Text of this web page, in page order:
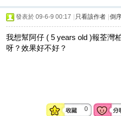
發表於 09-6-9 00:17 只看該作者 倒
我想幫阿仔 ( 5 years old )報荃灣
呀？效果好不好？
0